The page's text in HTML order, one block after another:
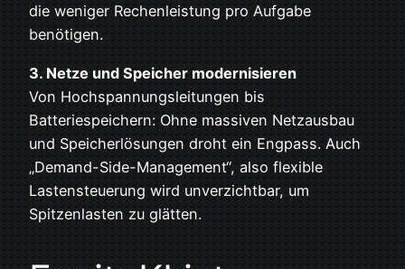
die weniger Rechenleistung pro Aufgabe
benötigen.
3. Netze und Speicher modernisieren
Von Hochspannungsleitungen bis
Batteriespeichern: Ohne massiven Netzausbau
und Speicherlösungen droht ein Engpass. Auch
„Demand-Side-Management“, also flexible
Lastensteuerung wird unverzichtbar, um
Spitzenlasten zu glätten.